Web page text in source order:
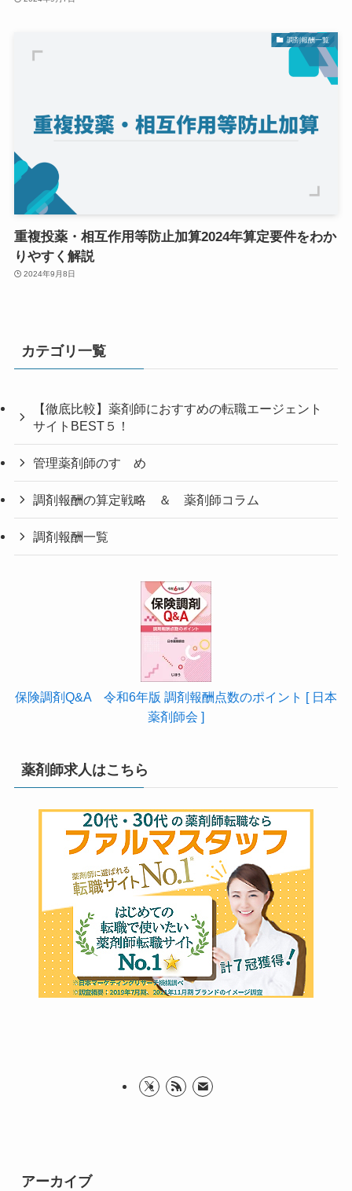
調剤報酬一覧
重複投薬・相互作用等防止加算2024年算定要件をわか
りやすく解説
2024年9月8日
カテゴリ一覧
【徹底比較】薬剤師におすすめの転職エージェント
サイトBEST５！
管理薬剤師のすゝめ
調剤報酬の算定戦略 ＆ 薬剤師コラム
調剤報酬一覧
保険調剤Q&A 令和6年版 調剤報酬点数のポイント [ 日本
薬剤師会 ]
薬剤師求人はこちら
アーカイブ